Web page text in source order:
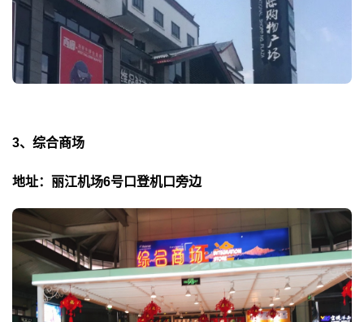
3、综合商场
地址：丽江机场6号口登机口旁边